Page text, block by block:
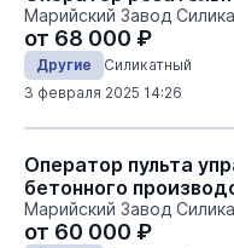
Марийский Завод
от 68 000 ₽
Другие
Силикатный
3 февраля 2025 14:26
Оператор пульта
бетонного
Марийский Завод
от 60 000 ₽